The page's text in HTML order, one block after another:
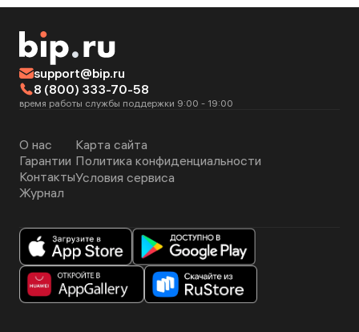
ДТП и заявлением на компенсацию.
Предоставьте все необходимые документы вашему
страховщику. Это нужно сделать в срок, указанный в
договоре страхования.
support@bip.ru
8 (800) 333-70-58
время работы службы поддержки 9:00 - 19:00
О нас
Гарантии
Контакты
Журнал
Карта сайта
Политика конфиденциальности
Условия сервиса